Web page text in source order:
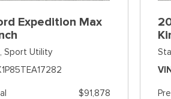
Expedition Max
Sport Utility
$91,878
VIN